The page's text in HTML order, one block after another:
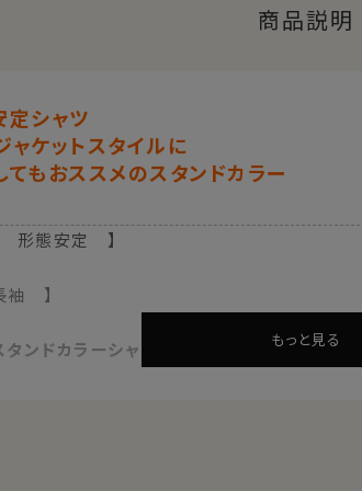
商品説明
定シャツ
ケットスタイルに
もおススメのスタンドカラー
形態安定 】
袖 】
ンドカラーシャツ もっと見る